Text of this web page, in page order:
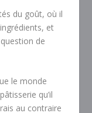
du goût, où il
et
de
le monde
qu’il
au contraire